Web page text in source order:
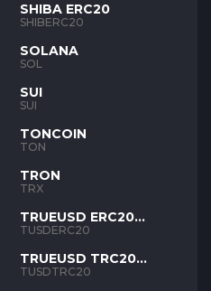
SHIBA ERC20
SHIBERC20
SOLANA
SOL
SUI
SUI
TONCOIN
TON
TRON
TRX
TRUEUSD ERC20
TUSD
TUSDERC20
TRUEUSD TRC20
TUSD
TUSDTRC20